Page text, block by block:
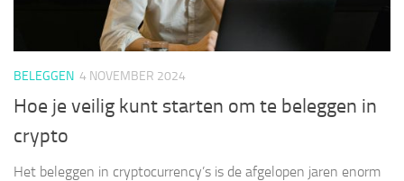
BELEGGEN 4 NOVEMBER 2024
Hoe je veilig kunt starten om te beleggen in
crypto
Het beleggen in cryptocurrency’s is de afgelopen jaren enorm